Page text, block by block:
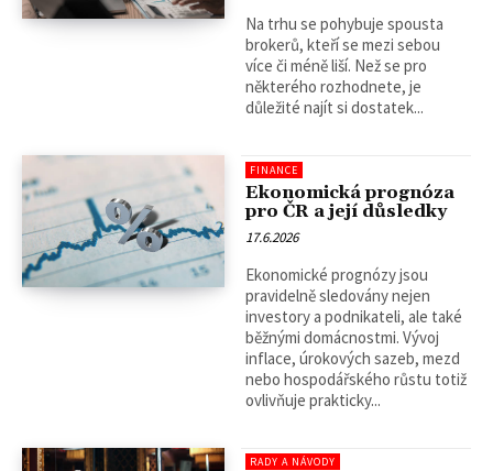
Na trhu se pohybuje spousta
brokerů, kteří se mezi sebou
více či méně liší. Než se pro
některého rozhodnete, je
důležité najít si dostatek...
FINANCE
Ekonomická prognóza
pro ČR a její důsledky
17.6.2026
Ekonomické prognózy jsou
pravidelně sledovány nejen
investory a podnikateli, ale také
běžnými domácnostmi. Vývoj
inflace, úrokových sazeb, mezd
nebo hospodářského růstu totiž
ovlivňuje prakticky...
RADY A NÁVODY